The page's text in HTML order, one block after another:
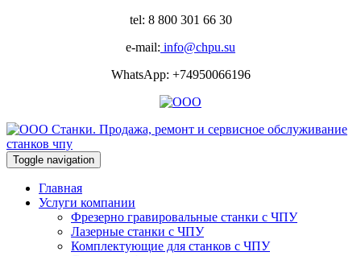
tel: 8 800 301 66 30
e-mail: info@chpu.su
WhatsApp: +74950066196
Toggle navigation
Главная
Услуги компании
Фрезерно гравировальные станки с ЧПУ
Лазерные станки с ЧПУ
Комплектующие для станков с ЧПУ